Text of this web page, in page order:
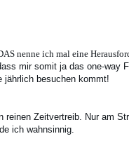
nenne ich mal eine
mir somit ja das one-way
jährlich besuchen kommt!
reinen Zeitvertreib. Nur am
ich wahnsinnig.